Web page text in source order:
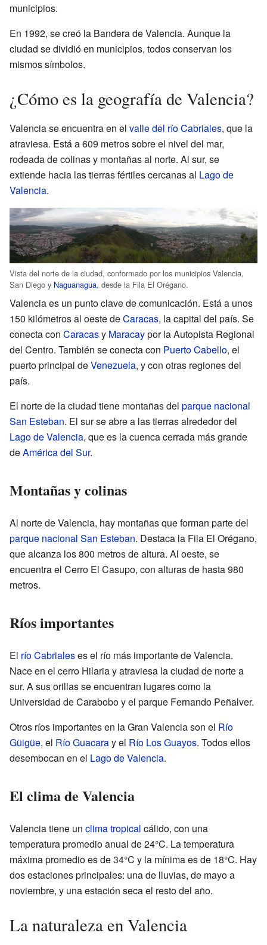
municipios.
En 1992, se creó la Bandera de Valencia. Aunque la
ciudad se dividió en municipios, todos conservan los
mismos símbolos.
¿Cómo es la geografía de Valencia?
Valencia se encuentra en el valle del río Cabriales, que la
atraviesa. Está a 609 metros sobre el nivel del mar,
rodeada de colinas y montañas al norte. Al sur, se
extiende hacia las tierras fértiles cercanas al Lago de
Valencia.
Vista del norte de la ciudad, conformado por los municipios Valencia,
San Diego y Naguanagua, desde la Fila El Orégano.
Valencia es un punto clave de comunicación. Está a unos
150 kilómetros al oeste deCaracas, la capital del país. Se
conecta con Caracasy Maracaypor la Autopista Regional
del Centro. También se conecta con Puerto Cabello, el
puerto principal deVenezuela, y con otras regiones del
país.
El norte de la ciudad tiene montañas del parque nacional
San Esteban. El sur se abre a las tierras alrededor del
Lago de Valencia, que es la cuenca cerrada más grande
deAmérica del Sur.
Montañas y colinas
Al norte de Valencia, hay montañas que forman parte del
parque nacional San Esteban. Destaca la Fila El Orégano,
que alcanza los 800 metros de altura. Al oeste, se
encuentra el Cerro El Casupo, con alturas de hasta 980
metros.
Ríos importantes
El río Cabrialeses el río más importante de Valencia.
Nace en el cerro Hilaria y atraviesa la ciudad de norte a
sur. A sus orillas se encuentran lugares como la
Universidad de Carabobo y el parque Fernando Peñalver.
Otros ríos importantes en la Gran Valencia son el Río
Güigüe, el Río Guacaray el Río Los Guayos. Todos ellos
desembocan en el Lago de Valencia.
El clima de Valencia
Valencia tiene un clima tropical cálido, con una
temperatura promedio anual de 24°C. La temperatura
máxima promedio es de 34°C y la mínima es de 18°C. Hay
dos estaciones principales: una de lluvias, de mayo a
noviembre, y una estación seca el resto del año.
La naturaleza en Valencia